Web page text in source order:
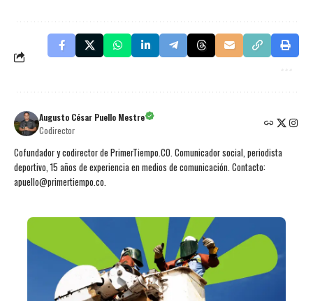
Augusto César Puello Mestre
Codirector
Cofundador y codirector de PrimerTiempo.CO. Comunicador social, periodista
deportivo, 15 años de experiencia en medios de comunicación. Contacto:
apuello@primertiempo.co.